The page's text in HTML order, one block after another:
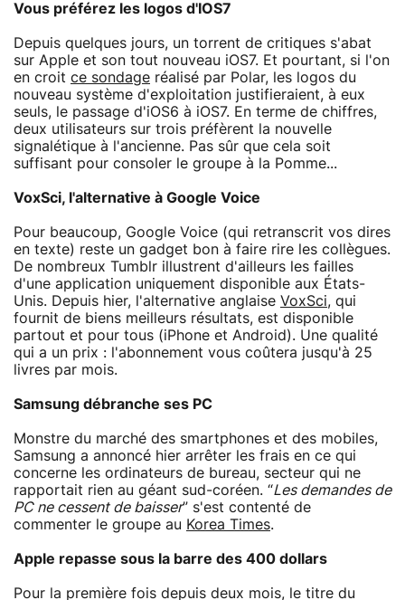
Vous préférez les logos d'IOS7
Depuis quelques jours, un torrent de critiques s'abat
sur Apple et son tout nouveau iOS7. Et pourtant, si l'on
en croit ce sondage réalisé par Polar, les logos du
nouveau système d'exploitation justifieraient, à eux
seuls, le passage d'iOS6 à iOS7. En terme de chiffres,
deux utilisateurs sur trois préfèrent la nouvelle
signalétique à l'ancienne. Pas sûr que cela soit
suffisant pour consoler le groupe à la Pomme...
VoxSci, l'alternative à Google Voice
Pour beaucoup, Google Voice (qui retranscrit vos dires
en texte) reste un gadget bon à faire rire les collègues.
De nombreux Tumblr illustrent d'ailleurs les failles
d'une application uniquement disponible aux États-
Unis. Depuis hier, l'alternative anglaise VoxSci, qui
fournit de biens meilleurs résultats, est disponible
partout et pour tous (iPhone et Android). Une qualité
qui a un prix : l'abonnement vous coûtera jusqu'à 25
livres par mois.
Samsung débranche ses PC
Monstre du marché des smartphones et des mobiles,
Samsung a annoncé hier arrêter les frais en ce qui
concerne les ordinateurs de bureau, secteur qui ne
rapportait rien au géant sud-coréen. “Les demandes de
PC ne cessent de baisser” s'est contenté de
commenter le groupe au Korea Times.
Apple repasse sous la barre des 400 dollars
Pour la première fois depuis deux mois, le titre du